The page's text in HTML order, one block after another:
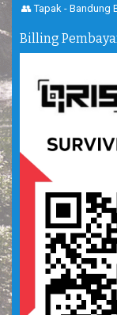
👥 Tapak - Bandung
Billing